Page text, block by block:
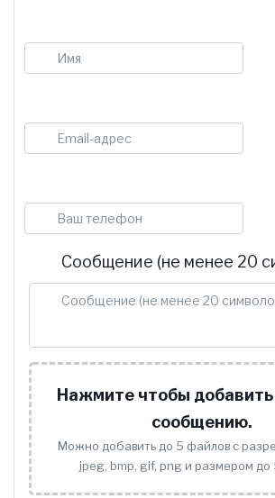
Сообщение (не менее 20
Нажмите чтобы
сообщению.
Можно добавить до 5 файлов с
jpeg, bmp, gif, png и размером до